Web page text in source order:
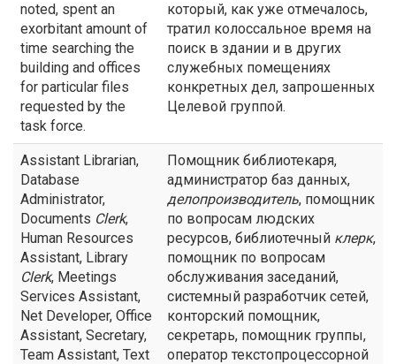
noted, spent an
exorbitant amount of
time searching the
building and offices
for particular files
requested by the
task force.
который, как уже отмечалось,
тратил колоссальное время на
поиск в здании и в других
служебных помещениях
конкретных дел, запрошенных
Целевой группой.
Assistant Librarian,
Database
Administrator,
Documents Clerk,
Human Resources
Assistant, Library
Clerk, Meetings
Services Assistant,
Net Developer, Office
Assistant, Secretary,
Team Assistant, Text
Помощник библиотекаря,
администратор баз данных,
делопроизводитель, помощник
по вопросам людских
ресурсов, библиотечный клерк,
помощник по вопросам
обслуживания заседаний,
системный разработчик сетей,
конторский помощник,
секретарь, помощник группы,
оператор текстопроцессорной